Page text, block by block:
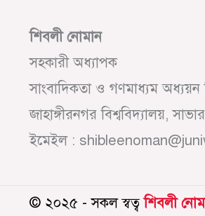
শিবলী নোমান
সহকারী অধ্যাপক
সাংবাদিকতা ও গণমাধ্যম অধ্যয়ন
জাহাঙ্গীরনগর বিশ্ববিদ্যালয়,
ইমেইল :
© ২০২৫ - সকল স্বত্বশিবলী